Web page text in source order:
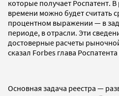
которые получает Роспатент.
времени можно будет считать
процентном выражении — в
периоде, в отрасли. Эти
достоверные расчеты
сказал Forbes глава
Основная задача реестра —